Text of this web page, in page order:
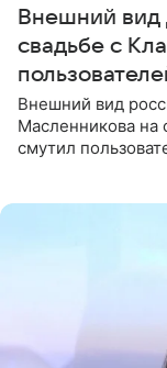
Внешний
свадьбе с
Внешний вид
Масленникова на
смутил